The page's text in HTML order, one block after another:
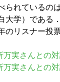
られているの
大学）である
年のリスナー
万実さんとの
万実さんとの